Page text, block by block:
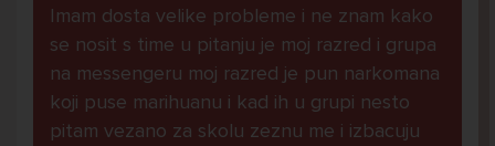
Imam dosta velike probleme i ne znam kako
se nosit s time u pitanju je moj razred i grupa
na messengeru moj razred je pun narkomana
koji puse marihuanu i kad ih u grupi nesto
pitam vezano za skolu zeznu me i izbacuju